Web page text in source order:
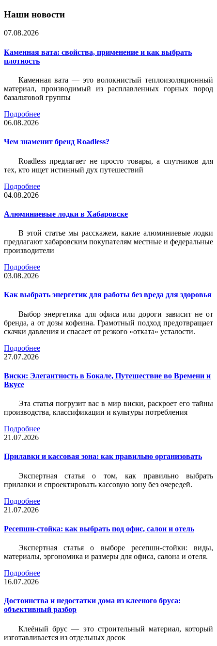
Наши новости
07.08.2026
Каменная вата: свойства, применение и как выбрать
плотность
Каменная вата — это волокнистый теплоизоляционный
материал, производимый из расплавленных горных пород
базальтовой группы
Подробнее
06.08.2026
Чем знаменит бренд Roadless?
Roadless предлагает не просто товары, а спутников для
тех, кто ищет истинный дух путешествий
Подробнее
04.08.2026
Алюминиевые лодки в Хабаровске
В этой статье мы расскажем, какие алюминиевые лодки
предлагают хабаровским покупателям местные и федеральные
производители
Подробнее
03.08.2026
Как выбрать энергетик для работы без вреда для здоровья
Выбор энергетика для офиса или дороги зависит не от
бренда, а от дозы кофеина. Грамотный подход предотвращает
скачки давления и спасает от резкого «отката» усталости.
Подробнее
27.07.2026
Виски: Элегантность в Бокале, Путешествие во Времени и
Вкусе
Эта статья погрузит вас в мир виски, раскроет его тайны
производства, классификации и культуры потребления
Подробнее
21.07.2026
Прилавки и кассовая зона: как правильно организовать
Экспертная статья о том, как правильно выбрать
прилавки и спроектировать кассовую зону без очередей.
Подробнее
21.07.2026
Ресепшн-стойка: как выбрать под офис, салон и отель
Экспертная статья о выборе ресепшн-стойки: виды,
материалы, эргономика и размеры для офиса, салона и отеля.
Подробнее
16.07.2026
Достоинства и недостатки дома из клееного бруса:
объективный разбор
Клеёный брус — это строительный материал, который
изготавливается из отдельных досок